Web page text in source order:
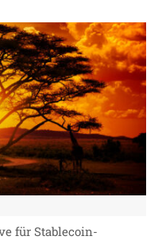
für Stablecoin-